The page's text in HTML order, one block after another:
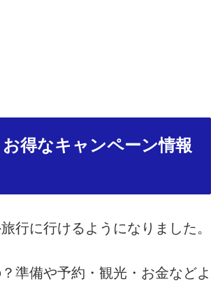
得なキャンペーン情報
行に行けるようになりました。
準備や予約・観光・お金などよ